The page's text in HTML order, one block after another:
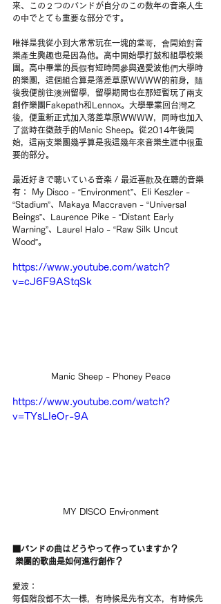
来、この２つのバンドが自分のこの数年の音楽人生
の中でとても重要な部分です。
唯祥是我從小到大常常玩在一塊的堂哥，會開始對音
樂產生興趣也是因為他。高中開始學打鼓和組學校樂
團。高中畢業的長假有短時間參與過愛波他們大學時
的樂團，這個組合算是落差草原WWWW的前身，隨
後我便前往澳洲留學，留學期間也在那短暫玩了兩支
創作樂團Fakepath和Lennox。大學畢業回台灣之
後，便重新正式加入落差草原WWWW，同時也加入
了當時在徵鼓手的Manic Sheep。從2014年後開
始，這兩支樂團幾乎算是我這幾年來音樂生涯中很重
要的部分。
最近好きで聴いている音楽 / 最近喜歡及在聽的音樂
有： My Disco - “Environment”、Eli Keszler -
“Stadium”、Makaya Maccraven - “Universal
Beings”、Laurence Pike - “Distant Early
Warning”、Laurel Halo - “Raw Silk Uncut
Wood”。
https://www.youtube.com/watch?
v=cJ6F9AStqSk
Manic Sheep - Phoney Peace
https://www.youtube.com/watch?
v=TYsLleOr-9A
MY DISCO Environment
■バンドの曲はどうやって作っていますか？
樂團的歌曲是如何進行創作？
愛波：
每個階段都不太一樣，有時候是先有文本，有時候先